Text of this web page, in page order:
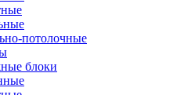
потолочные
блоки